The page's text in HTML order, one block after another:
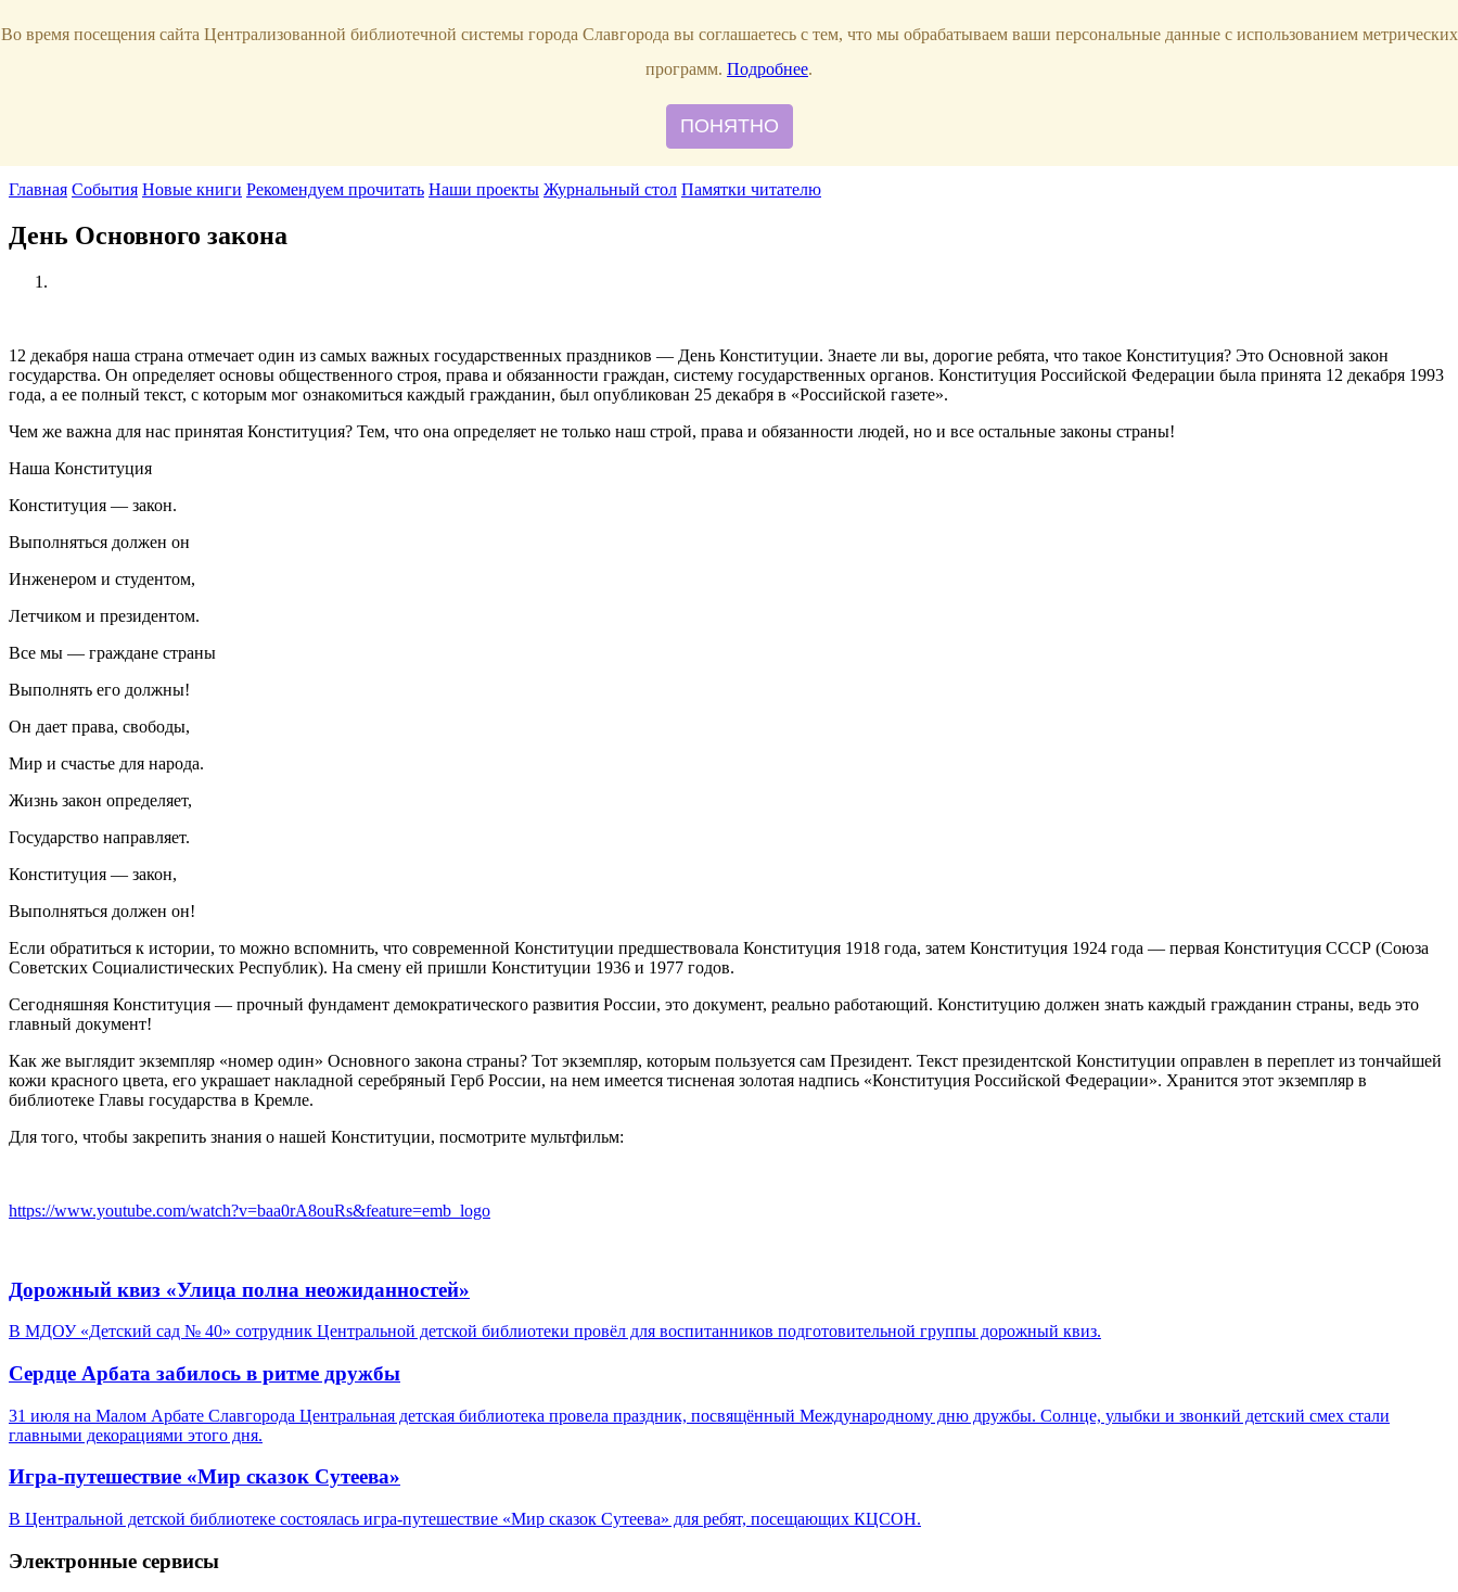
г. Славгород,
Главная События Новые книги Рекомендуем прочитать Наши проекты Журнальный стол Памятки читателю
День Основного закона
12 декабря наша страна отмечает один из самых важных государственных праздников — День Конституции. Знаете ли вы, дорогие ребята, что такое Конституция? Это Основной закон
государства. Он определяет основы общественного строя, права и обязанности граждан, систему государственных органов. Конституция Российской Федерации была принята 12 декабря 1993
года, а ее полный текст, с которым мог ознакомиться каждый гражданин, был опубликован 25 декабря в «Российской газете».
Чем же важна для нас принятая Конституция? Тем, что она определяет не только наш строй, права и обязанности людей, но и все остальные законы страны!
Наша Конституция
Конституция — закон.
Выполняться должен он
Инженером и студентом,
Летчиком и президентом.
Все мы — граждане страны
Выполнять его должны!
Он дает права, свободы,
Мир и счастье для народа.
Жизнь закон определяет,
Государство направляет.
Конституция — закон,
Выполняться должен он!
Если обратиться к истории, то можно вспомнить, что современной Конституции предшествовала Конституция 1918 года, затем Конституция 1924 года — первая Конституция СССР (Союза
Советских Социалистических Республик). На смену ей пришли Конституции 1936 и 1977 годов.
Сегодняшняя Конституция — прочный фундамент демократического развития России, это документ, реально работающий. Конституцию должен знать каждый гражданин страны, ведь это
главный документ!
Как же выглядит экземпляр «номер один» Основного закона страны? Тот экземпляр, которым пользуется сам Президент. Текст президентской Конституции оправлен в переплет из тончайшей
кожи красного цвета, его украшает накладной серебряный Герб России, на нем имеется тисненая золотая надпись «Конституция Российской Федерации». Хранится этот экземпляр в
библиотеке Главы государства в Кремле.
Для того, чтобы закрепить знания о нашей Конституции, посмотрите мультфильм:
https://www.youtube.com/watch?v=baa0rA8ouRs&feature=emb_logo
Дорожный квиз «Улица полна неожиданностей»
В МДОУ «Детский сад № 40» сотрудник Центральной детской библиотеки провёл для воспитанников подготовительной группы дорожный квиз.
Сердце Арбата забилось в ритме дружбы
31 июля на Малом Арбате Славгорода Центральная детская библиотека провела праздник, посвящённый Международному дню дружбы. Солнце, улыбки и звонкий детский смех стали
главными декорациями этого дня.
Игра-путешествие «Мир сказок Сутеева»
В Центральной детской библиотеке состоялась игра-путешествие «Мир сказок Сутеева» для ребят, посещающих КЦСОН.
Электронные сервисы
Во время посещения сайта Централизованной библиотечной системы города Славгорода вы соглашаетесь с тем, что мы обрабатываем ваши персональные данные с использованием метрических
программ. Подробнее.
ПОНЯТНО